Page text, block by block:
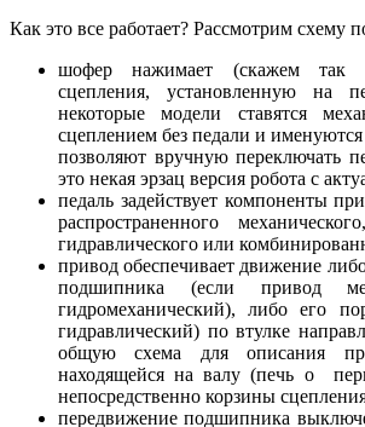
Как это все работает? Рассмотрим схему
шофер нажимает (скажем так
сцепления, установленную на
некоторые модели ставятся
сцеплением без педали и
позволяют вручную переключать
это некая эрзац версия робота с
педаль задействует компоненты
распространенного
гидравлического или
привод обеспечивает движение
подшипника (если привод
гидромеханический), либо его
гидравлический) по втулке
общую схема для описания
находящейся на валу (печь о
непосредственно корзины
передвижение подшипника